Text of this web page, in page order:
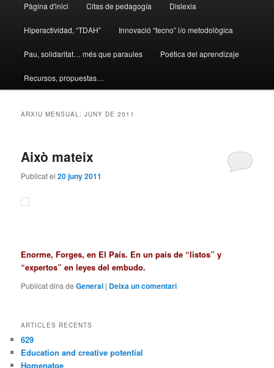
Aneu
al
contingut
Aneu
al
contingut
Pàgina d'inici Citas de pedagogía Dislexia
Hiperactividad, “TDAH” Innovació “tecno” i/o metodològica
Pau, solidaritat… més que paraules Poética del aprendizaje
Recursos, propuestas…
ARXIU MENSUAL:JUNY DE 2011
Això mateix
Publicat el20 juny 2011
Enorme, Forges, en El País. En un país de “listos” y
“expertos” en leyes del embudo.
Publicat dins de General | Deixa un comentari
ARTICLES RECENTS
629
Education and creative potential
Homenatge